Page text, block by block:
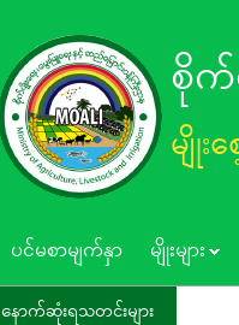
စိုက်
မျိုး
ပင်မစာမျက်နှာ မျိုးများ
နောက်ဆုံးရသတင်းများ